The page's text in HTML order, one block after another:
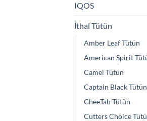
IQOS
İthal Tütün
Amber Leaf Tütün
American Spirit
Camel Tütün
Captain Black Tütün
CheeTah Tütün
Cutters Choice